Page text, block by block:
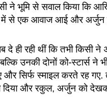
ने भूमि से सवाल किया कि
में से एक आवाज आई और
दे ही रही थीं कि तभी किसी
उनकी दोनों को-स्टार्स
और सिर्फ स्माइल करते रह
दिया और रकुल, अर्जुन को